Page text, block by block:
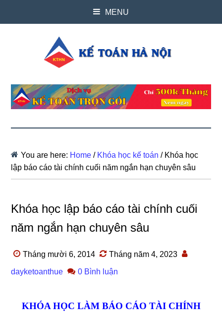
MENU
You are here: Home / Khóa học kế toán /Khóa học
lập báo cáo tài chính cuối năm ngắn hạn chuyên sâu
Khóa học lập báo cáo tài chính cuối
năm ngắn hạn chuyên sâu
Tháng mười 6, 2014 Tháng năm 4, 2023
dayketoanthue 0 Bình luận
KHÓA HỌC LÀM BÁO CÁO TÀI CHÍNH